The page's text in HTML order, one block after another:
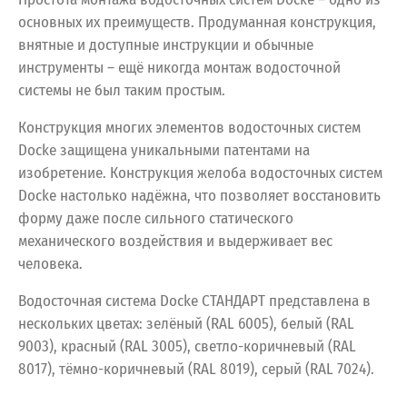
основных их преимуществ. Продуманная конструкция,
внятные и доступные инструкции и обычные
инструменты – ещё никогда монтаж водосточной
системы не был таким простым.
Конструкция многих элементов водосточных систем
Docke защищена уникальными патентами на
изобретение. Конструкция желоба водосточных систем
Docke настолько надёжна, что позволяет восстановить
форму даже после сильного статического
механического воздействия и выдерживает вес
человека.
Водосточная система Docke СТАНДАРТ представлена в
нескольких цветах: зелёный (RAL 6005), белый (RAL
9003), красный (RAL3005), светло-коричневый (RAL
8017), тёмно-коричневый (RAL8019), серый (RAL7024).